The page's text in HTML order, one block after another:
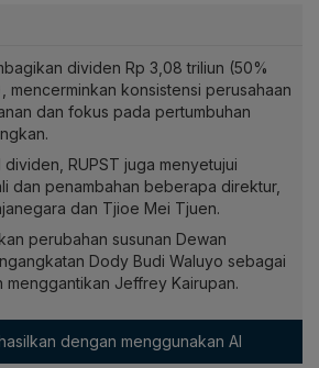
dividen Rp 3,08 triliun (50%
mencerminkan konsistensi perusahaan
dan fokus pada pertumbuhan
RUPST juga menyetujui
dan penambahan beberapa direktur,
dan Tjioe Mei Tjuen.
perubahan susunan Dewan
Dody Budi Waluyo sebagai
menggantikan Jeffrey Kairupan.
dengan menggunakan AI